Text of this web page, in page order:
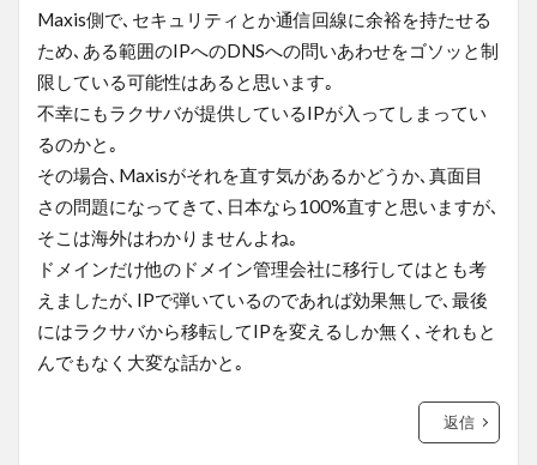
Maxis側で､セキュリティとか通信回線に余裕を持たせる
ため､ある範囲のIPへのDNSへの問いあわせをゴソッと制
限している可能性はあると思います｡
不幸にもラクサバが提供しているIPが入ってしまってい
るのかと｡
その場合､Maxisがそれを直す気があるかどうか､真面目
さの問題になってきて､日本なら100%直すと思いますが､
そこは海外はわかりませんよね｡
ドメインだけ他のドメイン管理会社に移行してはとも考
えましたが､IPで弾いているのであれば効果無しで､最後
にはラクサバから移転してIPを変えるしか無く､それもと
んでもなく大変な話かと｡
返信